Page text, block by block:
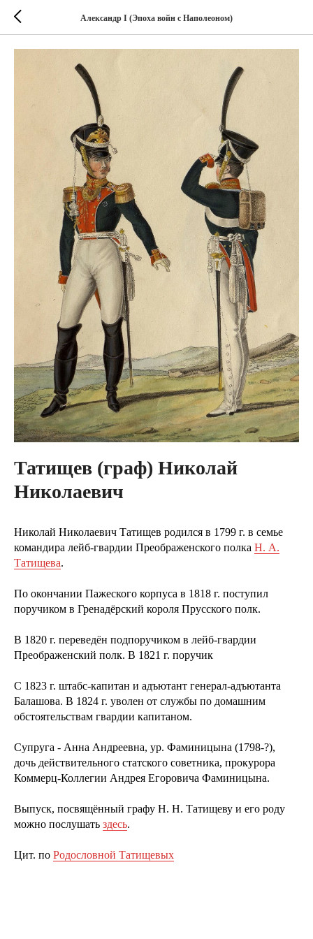
Александр I (Эпоха войн с Наполеоном)
Татищев (граф) Николай
Николаевич
Николай Николаевич Татищев родился в 1799 г. в семье
командира лейб-гвардии Преображенского полка Н. А.
Татищева.
По окончании Пажеского корпуса в 1818 г. поступил
поручиком в Гренадёрский короля Прусского полк.
В 1820 г. переведён подпоручиком в лейб-гвардии
Преображенский полк. В 1821 г. поручик
С 1823 г. штабс-капитан и адъютант генерал-адъютанта
Балашова. В 1824 г. уволен от службы по домашним
обстоятельствам гвардии капитаном.
Супруга - Анна Андреевна, ур. Фаминицына (1798-?),
дочь действительного статского советника, прокурора
Коммерц-Коллегии Андрея Егоровича Фаминицына.
Выпуск, посвящённый графу Н. Н. Татищеву и его роду
можно послушать здесь.
Цит. по Родословной Татищевых